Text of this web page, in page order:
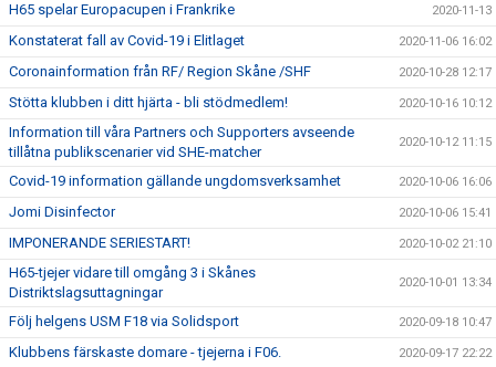
H65 spelar Europacupen i Frankrike 2020-11-13
Konstaterat fall av Covid-19 i Elitlaget 2020-11-06 16:02
Coronainformation från RF/ Region Skåne /SHF 2020-10-28 12:17
Stötta klubben i ditt hjärta - bli stödmedlem! 2020-10-16 10:12
Information till våra Partners och Supporters avseende
tillåtna publikscenarier vid SHE-matcher
2020-10-12 11:15
Covid-19 information gällande ungdomsverksamhet 2020-10-06 16:06
Jomi Disinfector 2020-10-06 15:41
IMPONERANDE SERIESTART! 2020-10-02 21:10
H65-tjejer vidare till omgång 3 i Skånes
Distriktslagsuttagningar
2020-10-01 13:34
Följ helgens USM F18 via Solidsport 2020-09-18 10:47
Klubbens färskaste domare - tjejerna i F06. 2020-09-17 22:22